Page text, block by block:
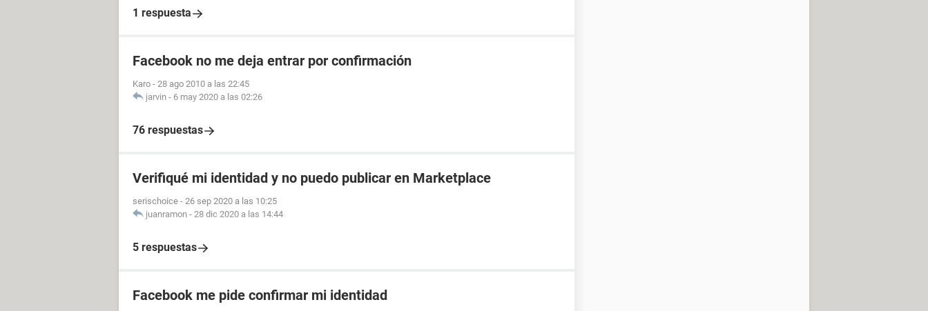
1 respuesta
Facebook no me deja entrar por confirmación
Karo - 28 ago 2010 a las 22:45
jarvin - 6 may 2020 a las 02:26
76 respuestas
Verifiqué mi identidad y no puedo publicar en Marketplace
serischoice - 26 sep 2020 a las 10:25
juanramon - 28 dic 2020 a las 14:44
5 respuestas
Facebook me pide confirmar mi identidad